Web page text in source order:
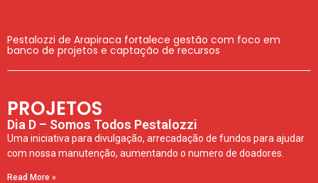
Pestalozzi de Arapiraca fortalece gestão com foco em
banco de projetos e captação de recursos
PROJETOS
Dia D – Somos Todos Pestalozzi
Uma iniciativa para divulgação, arrecadação de fundos para ajudar
com nossa manutenção, aumentando o numero de doadores.
Read More »